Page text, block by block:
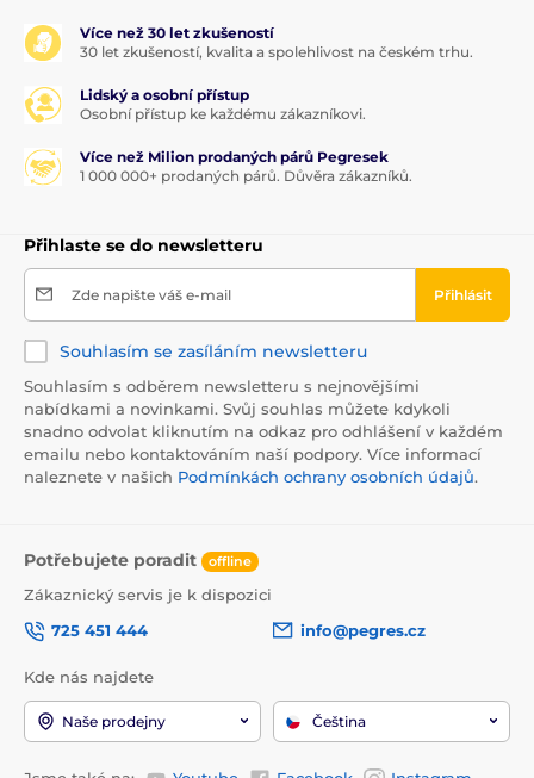
Více než 30 let zkušeností
30 let zkušeností, kvalita a spolehlivost na českém trhu.
Lidský a osobní přístup
Osobní přístup ke každému zákazníkovi.
Více než Milion prodaných párů Pegresek
1 000 000+ prodaných párů. Důvěra zákazníků.
Přihlaste se do newsletteru
Zde napište váš e-mail Přihlásit
Souhlasím se zasíláním newsletteru
Souhlasím s odběrem newsletteru s nejnovějšími
nabídkami a novinkami. Svůj souhlas můžete kdykoli
snadno odvolat kliknutím na odkaz pro odhlášení v každém
emailu nebo kontaktováním naší podpory. Více informací
naleznete v našich Podmínkách ochrany osobních údajů.
Potřebujete poradit offline
Zákaznický servis je k dispozici
725 451 444
info@pegres.cz
Kde nás najdete
Naše prodejny Čeština